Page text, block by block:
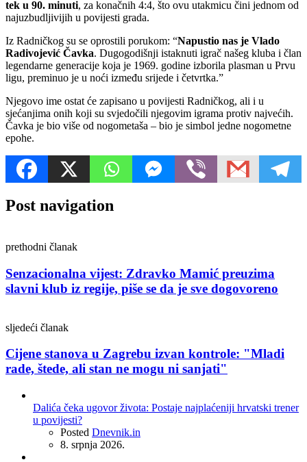
tek u 90. minuti, za konačnih 4:4, što ovu utakmicu čini jednom od
najuzbudljivijih u povijesti grada.
Iz Radničkog su se oprostili porukom: “Napustio nas je Vlado
Radivojević Čavka. Dugogodišnji istaknuti igrač našeg kluba i član
legendarne generacije koja je 1969. godine izborila plasman u Prvu
ligu, preminuo je u noći između srijede i četvrtka.”
Njegovo ime ostat će zapisano u povijesti Radničkog, ali i u
sjećanjima onih koji su svjedočili njegovim igrama protiv najvećih.
Čavka je bio više od nogometaša – bio je simbol jedne nogometne
epohe.
Post navigation
prethodni članak
Senzacionalna vijest: Zdravko Mamić preuzima
slavni klub iz regije, piše se da je sve dogovoreno
sljedeći članak
Cijene stanova u Zagrebu izvan kontrole: "Mladi
rade, štede, ali stan ne mogu ni sanjati"
Dalića čeka ugovor života: Postaje najplaćeniji hrvatski trener
u povijesti?
Posted Dnevnik.in
8. srpnja 2026.